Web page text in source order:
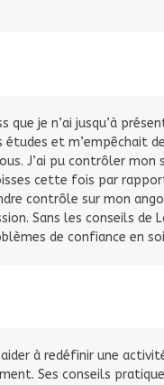
je n’ai jusqu’à
et m’empêchait
J’ai pu contrôler mon
cette fois par
contrôle sur mon
Sans les conseils
de confiance en
à redéfinir une
Ses conseils